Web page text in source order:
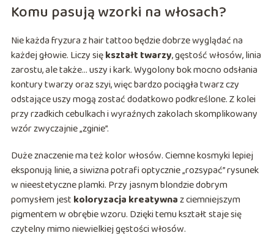
Komu pasują wzorki na włosach?
Nie każda fryzura z hair tattoo będzie dobrze wyglądać na
każdej głowie. Liczy siękształt twarzy, gęstość włosów, linia
zarostu, ale także… uszy i kark. Wygolony bok mocno odsłania
kontury twarzy oraz szyi, więc bardzo pociągła twarz czy
odstające uszy mogą zostać dodatkowo podkreślone. Z kolei
przy rzadkich cebulkach i wyraźnych zakolach skomplikowany
wzór zwyczajnie „zginie”.
Duże znaczenie ma też kolor włosów. Ciemne kosmyki lepiej
eksponują linie, a siwizna potrafi optycznie „rozsypać” rysunek
w nieestetyczne plamki. Przy jasnym blondzie dobrym
pomysłem jest koloryzacja kreatywnaz ciemniejszym
pigmentem w obrębie wzoru. Dzięki temu kształt staje się
czytelny mimo niewielkiej gęstości włosów.